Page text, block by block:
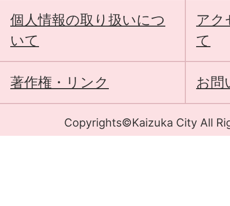
個人情報の取り扱いにつ
いて
アク
て
著作権・リンク お問
Copyrights©Kaizuka City All